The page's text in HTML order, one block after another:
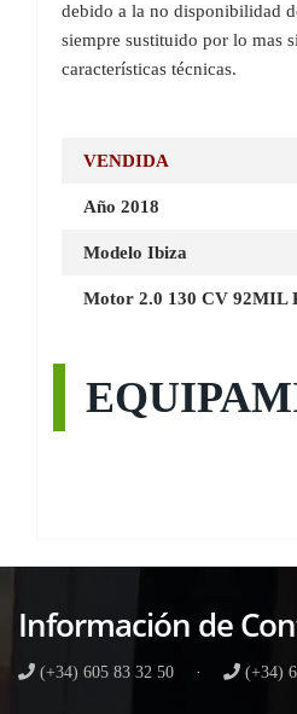
debido a la no disponibilidad
siempre sustituido por lo mas
características técnicas.
VENDIDA
Año 2018
Modelo Ibiza
Motor 2.0 130 CV 92MIL
Información de
(+34) 605 83 32 50 · (+34)